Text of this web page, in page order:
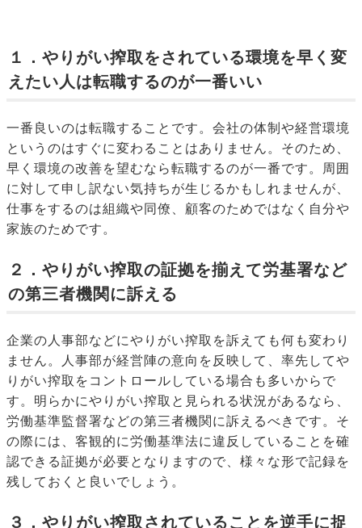
１．やりがい搾取をされている環境を早く変
えたい人は転職するのが一番いい
一番良いのは転職することです。会社の体制や経営環境
というのはすぐに変わることはありません。そのため、
早く環境の改善を望むなら転職するのが一番です。周囲
に対して申し訳ない気持ちが生じるかもしれませんが、
仕事をするのは組織や同僚、顧客のためではなく自分や
家族のためです。
２．やりがい搾取の証拠を揃えて労基署など
の第三者機関に訴える
企業の人事部などにやりがい搾取を訴えても何も変わり
ません。人事部が経営陣の意向を反映して、率先してや
りがい搾取をコントロールしている場合も多いからで
す。明らかにやりがい搾取と見られる状況があるなら、
労働基準監督署などの第三者機関に訴えるべきです。そ
の際には、客観的に労働基準法に違反していることを確
認できる証拠が必要となりますので、様々な形で記録を
残しておくと良いでしょう。
３．やりがい搾取されていることを逆手に捉